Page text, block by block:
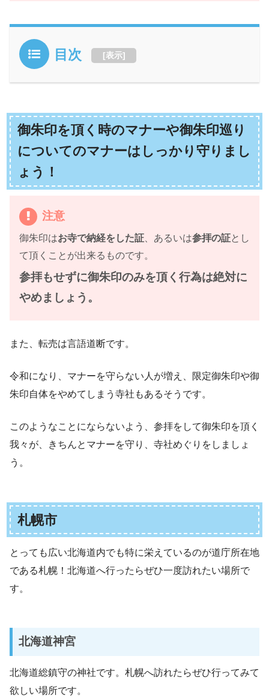
目次 [表示]
御朱印を頂く時のマナーや御朱印巡り
についてのマナーはしっかり守りまし
ょう！
注意
御朱印はお寺で納経をした証 、あるいは参拝の証とし
て頂くことが出来るものです。
参拝もせずに御朱印のみを頂く行為は絶対に
やめましょう。
また、転売は言語道断です。
令和になり、マナーを守らない人が増え、限定御朱印や御
朱印自体をやめてしまう寺社もあるそうです。
このようなことにならないよう、参拝をして御朱印を頂く
我々が、きちんとマナーを守り、寺社めぐりをしましょ
う。
札幌市
とっても広い北海道内でも特に栄えているのが道庁所在地
である札幌！北海道へ行ったらぜひ一度訪れたい場所で
す。
北海道神宮
北海道総鎮守の神社です。札幌へ訪れたらぜひ行ってみて
欲しい場所です。